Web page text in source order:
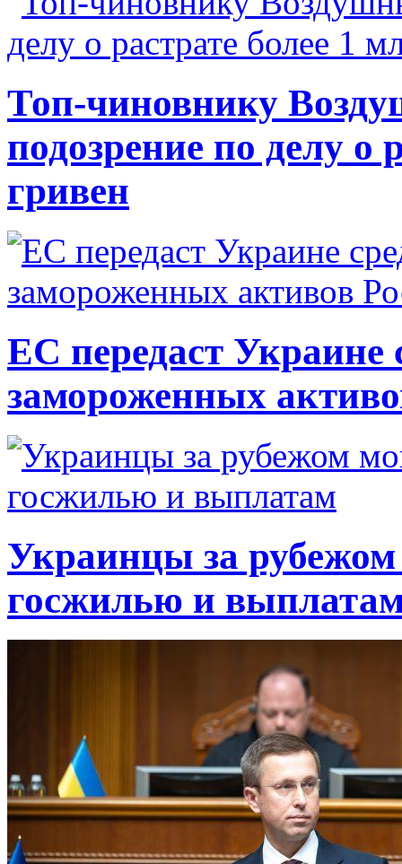
Топ-чиновнику
подозрение по делу о
гривен
ЕС передаст Украине
замороженных
Украинцы за рубежом
госжилью и